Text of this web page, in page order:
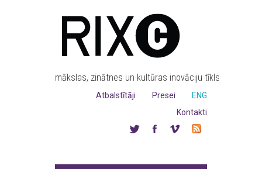
mākslas, zinātnes un kultūras inovāciju tīkls
ENG
Presei
Atbalstītāji
Kontakti